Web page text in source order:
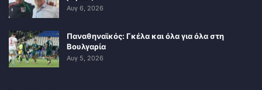
Αυγ 6, 2026
Παναθηναϊκός: Γκέλα και όλα για όλα στη
Βουλγαρία
Αυγ 5, 2026